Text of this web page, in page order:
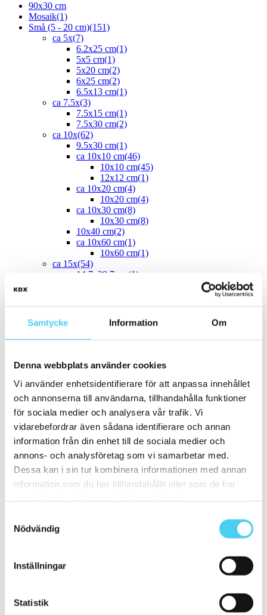
Samtycke Information Om
Denna webbplats använder cookies
Vi använder enhetsidentifierare för att anpassa innehållet
och annonserna till användarna, tillhandahålla funktioner
för sociala medier och analysera vår trafik. Vi
vidarebefordrar även sådana identifierare och annan
information från din enhet till de sociala medier och
annons- och analysföretag som vi samarbetar med.
Dessa kan i sin tur kombinera informationen med annan
information som du har tillhandahållit eller som de har
Nödvändig
Inställningar
Statistik
90x30 cm
Mosaik(1)
Små (5 - 20 cm)(151)
ca 5x(7)
6.2x25 cm(1)
5x5 cm(1)
5x20 cm(2)
6x25 cm(2)
6.5x13 cm(1)
ca 7.5x(3)
7.5x15 cm(1)
7.5x30 cm(2)
ca 10x(62)
9.5x30 cm(1)
ca 10x10 cm(46)
10x10 cm(45)
12x12 cm(1)
ca 10x20 cm(4)
10x20 cm(4)
ca 10x30 cm(8)
10x30 cm(8)
10x40 cm(2)
ca 10x60 cm(1)
10x60 cm(1)
ca 15x(54)
14.7x29.7 cm (1)
15x7.5 cm(1)
ca 15x15 cm
14.2x16.4 cm(2)
15x15 cm(41)
15x30 cm
(3)
15x45 cm(1)
ca 15x60 cm(1)
15x60 cm
ca 20x(33)
ca 20x20 cm(22)
20x20 cm(22)
20x5 cm
20x10 cm(4)
20x25 cm(1)
20x30 cm(1)
20x40 cm
(1)
ca 20x60 cm (2)
20x58 cm(1)
ca 25x